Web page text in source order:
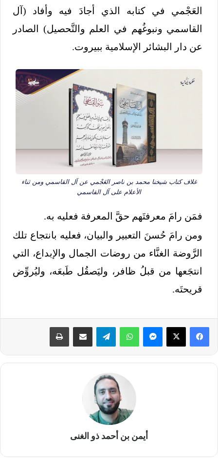
العَجْمي في كتابه الذي أجادَ فيه وأفاد (آل
القاسمي ونبوغُهم في العلم والتَّحصيل) الصادر
عن دار البشائر الإسلامية ببيروت.
غلاف كتاب شيخنا محمد بن ناصر العَجْمي عن آل القاسمي ومن ثناء
الأعلام على آل القاسمي
فمَن رامَ معرفتَهم حقَّ المعرفة فعليه به.
ومن رامَ حُسنَ التعبير والبيان، فعليه بانتجاع تلك
الرَّوضة الغنَّاء من روضات الجمال والإبداع، التي
انتجَعها من قبلُ ظافر، وليَصقُل طَبعَه، وليُروِّض
قريحتَه.
أيمن بن أحمد ذو الغنى